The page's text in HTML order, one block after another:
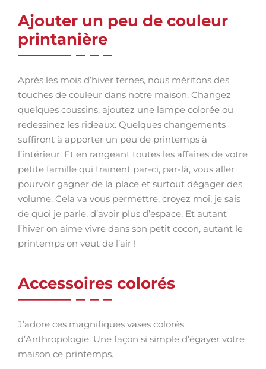
Ajouter un peu de couleur
printanière
Après les mois d’hiver ternes, nous méritons des
touches de couleur dans notre maison. Changez
quelques coussins, ajoutez une lampe colorée ou
redessinez les rideaux. Quelques changements
suffiront à apporter un peu de printemps à
l’intérieur. Et en rangeant toutes les affaires de votre
petite famille qui trainent par-ci, par-là, vous aller
pourvoir gagner de la place et surtout dégager des
volume. Cela va vous permettre, croyez moi, je sais
de quoi je parle, d’avoir plus d’espace. Et autant
l’hiver on aime vivre dans son petit cocon, autant le
printemps on veut de l’air !
Accessoires colorés
J’adore ces magnifiques vases colorés
d’Anthropologie. Une façon si simple d’égayer votre
maison ce printemps.